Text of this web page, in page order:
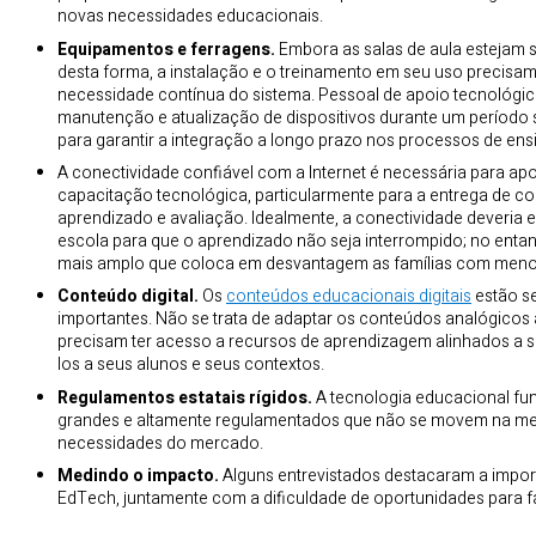
novas necessidades educacionais.
Equipamentos e ferragens. Embora as salas de aula
desta forma, a instalação e o treinamento em seu uso
necessidade contínua do sistema. Pessoal de apoio
manutenção e atualização de dispositivos durante um
para garantir a integração a longo prazo nos processos de
A conectividade confiável com a Internet é necessária para
capacitação tecnológica, particularmente para a entrega de
aprendizado e avaliação. Idealmente, a conectividade deveria
escola para que o aprendizado não seja interrompido; no
mais amplo que coloca em desvantagem as famílias com
Conteúdo digital. Osconteúdos educacionais digitaisestão
importantes. Não se trata de adaptar os conteúdos
precisam ter acesso a recursos de aprendizagem alinhados a
los a seus alunos e seus contextos.
Regulamentos estatais rígidos.A tecnologia educacional
grandes e altamente regulamentados que não se movem na
necessidades do mercado.
Medindo o impacto.Alguns entrevistados destacaram a
EdTech, juntamente com a dificuldade de oportunidades para